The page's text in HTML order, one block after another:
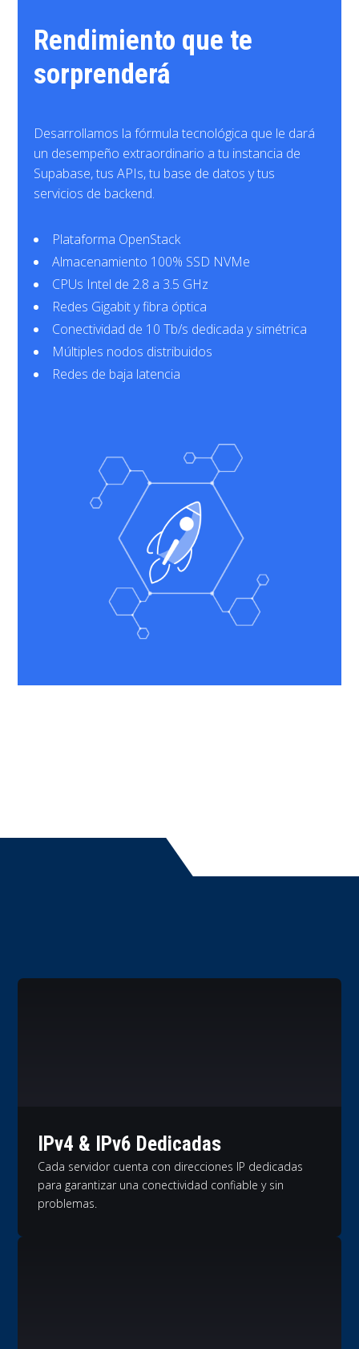
Rendimiento que te
sorprenderá
Desarrollamos la fórmula tecnológica que le dará
un desempeño extraordinario a tu instancia de
Supabase, tus APIs, tu base de datos y tus
servicios de backend.
Plataforma OpenStack
Almacenamiento 100% SSD NVMe
CPUs Intel de 2.8 a 3.5 GHz
Redes Gigabit y fibra óptica
Conectividad de 10 Tb/s dedicada y simétrica
Múltiples nodos distribuidos
Redes de baja latencia
IPv4 & IPv6 Dedicadas
Cada servidor cuenta con direcciones IP dedicadas
para garantizar una conectividad confiable y sin
problemas.